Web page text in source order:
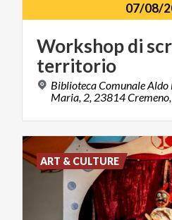
07/08/
Workshopdi
territorio
Biblioteca Comunale
Maria, 2, 23814 Cremeno,
ART & CULTURE